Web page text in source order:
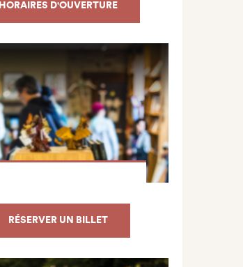
HORAIRES D'OUVERTURE
RÉSERVER UN BILLET